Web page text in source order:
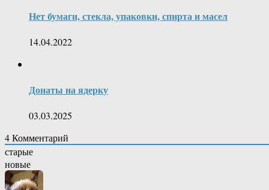
Нет бумаги, стекла, упаковки, спирта и масел
14.04.2022
Донаты на ядерку
03.03.2025
4Комментарий
старые
новые